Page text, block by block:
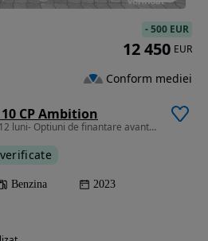
CP Ambition
999 cm3 • 110 CP • Garantie 12 luni- Optiuni de finantare avantajoase
Benzina 2023
-500 EUR
12 450 EUR
Conform mediei